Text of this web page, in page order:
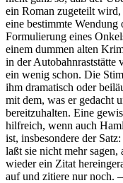
ein Roman zugeteilt wird,
eine bestimmte Wendung
Formulierung eines
einem dummen alten
in der Autobahnraststätte
ein wenig schon. Die
ihm dramatisch oder
mit dem, was er gedacht
bereitzuhalten. Eine
hilfreich, wenn auch
ist, insbesondere der
laßt sie nicht mehr
wieder ein Zitat
auf und zitiere nur noch.